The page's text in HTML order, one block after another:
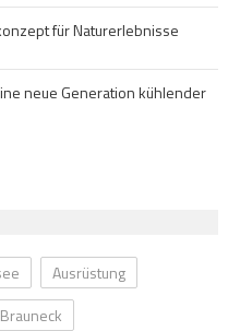
für Naturerlebnisse
neue Generation kühlender
Ausrüstung
Brauneck